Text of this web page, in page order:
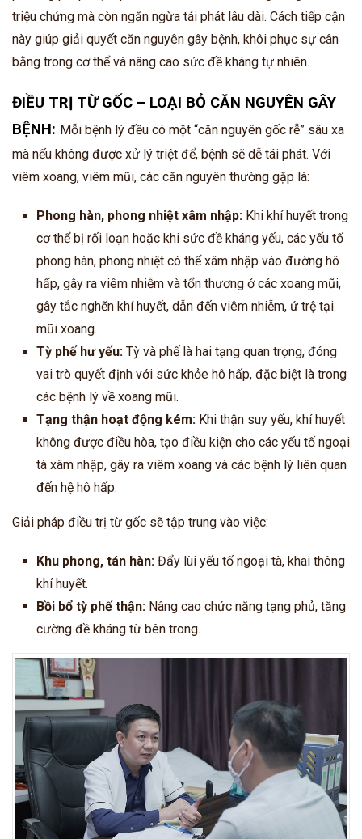
triệu chứng mà còn ngăn ngừa tái phát lâu dài. Cách tiếp cận
này giúp giải quyết căn nguyên gây bệnh, khôi phục sự cân
bằng trong cơ thể và nâng cao sức đề kháng tự nhiên.
ĐIỀU TRỊ TỪ GỐC – LOẠI BỎ CĂN NGUYÊN GÂY
BỆNH: Mỗi bệnh lý đều có một “căn nguyên gốc rễ” sâu xa
mà nếu không được xử lý triệt để, bệnh sẽ dễ tái phát. Với
viêm xoang, viêm mũi, các căn nguyên thường gặp là:
Phong hàn, phong nhiệt xâm nhập: Khi khí huyết trong
cơ thể bị rối loạn hoặc khi sức đề kháng yếu, các yếu tố
phong hàn, phong nhiệt có thể xâm nhập vào đường hô
hấp, gây ra viêm nhiễm và tổn thương ở các xoang mũi,
gây tắc nghẽn khí huyết, dẫn đến viêm nhiễm, ứ trệ tại
mũi xoang.
Tỳ phế hư yếu: Tỳ và phế là hai tạng quan trọng, đóng
vai trò quyết định với sức khỏe hô hấp, đặc biệt là trong
các bệnh lý về xoang mũi.
Tạng thận hoạt động kém: Khi thận suy yếu, khí huyết
không được điều hòa, tạo điều kiện cho các yếu tố ngoại
tà xâm nhập, gây ra viêm xoang và các bệnh lý liên quan
đến hệ hô hấp.
Giải pháp điều trị từ gốc sẽ tập trung vào việc:
Khu phong, tán hàn: Đẩy lùi yếu tố ngoại tà, khai thông
khí huyết.
Bồi bổ tỳ phế thận: Nâng cao chức năng tạng phủ, tăng
cường đề kháng từ bên trong.